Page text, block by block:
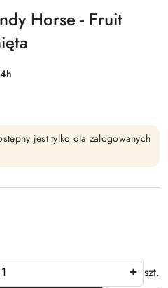
Horse - Fruit
jest tylko dla zalogowanych
szt.